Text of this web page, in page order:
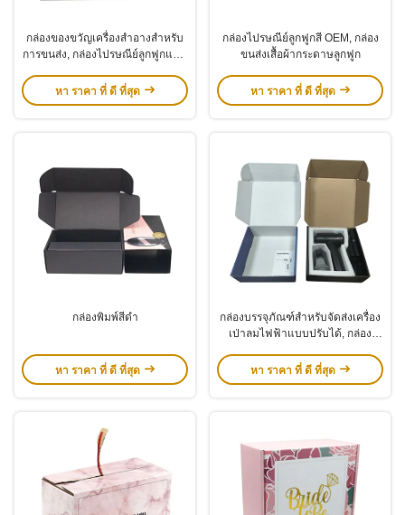
กล่องของขวัญเครื่องสำอางสำหรับ
การขนส่ง, กล่องไปรษณีย์ลูกฟูกแบบ
หา ราคา ที่ ดี ที่สุด
กล่องไปรษณีย์ลูกฟูกสี OEM, กล่อง
ขนส่งเสื้อผ้ากระดาษลูกฟูก
หา ราคา ที่ ดี ที่สุด
กล่องพิมพ์สีดํา
หา ราคา ที่ ดี ที่สุด
กล่องบรรจุภัณฑ์สำหรับจัดส่งเครื่อง
เป่าลมไฟฟ้าแบบปรับได้, กล่อง
แบบพกพา, กล่องกระดาษพร้อมแผ่น
รอง
หา ราคา ที่ ดี ที่สุด